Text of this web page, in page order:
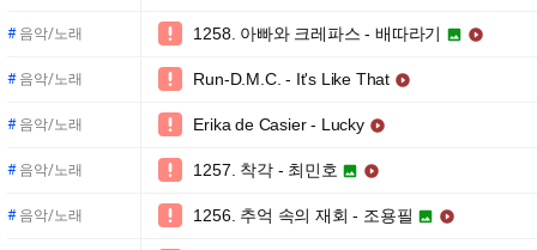
#음악/노래  1258. 아빠와 크레파스 - 배따라기  
#음악/노래  Run-D.M.C. - It's Like That 
#음악/노래  Erika de Casier - Lucky 
#음악/노래  1257. 착각 - 최민호  
#음악/노래  1256. 추억 속의 재회 - 조용필  